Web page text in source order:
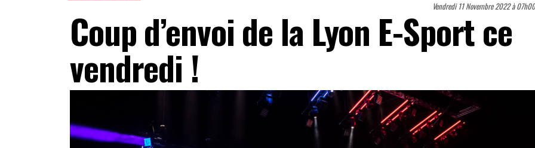
Vendredi 11 Novembre 2022 à 07h00
Coup d’envoi de la Lyon E-Sport ce
vendredi !